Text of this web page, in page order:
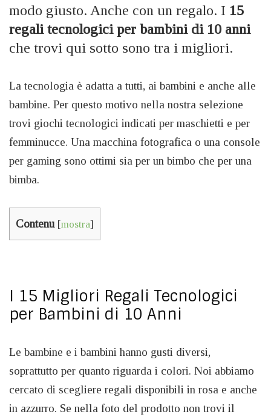
modo giusto. Anche con un regalo. I 15
regali tecnologici per bambini di 10 anni
che trovi qui sotto sono tra i migliori.
La tecnologia è adatta a tutti, ai bambini e anche alle
bambine. Per questo motivo nella nostra selezione
trovi giochi tecnologici indicati per maschietti e per
femminucce. Una macchina fotografica o una console
per gaming sono ottimi sia per un bimbo che per una
bimba.
Contenu [mostra]
I 15 Migliori Regali Tecnologici
per Bambini di 10 Anni
Le bambine e i bambini hanno gusti diversi,
soprattutto per quanto riguarda i colori. Noi abbiamo
cercato di scegliere regali disponibili in rosa e anche
in azzurro. Se nella foto del prodotto non trovi il